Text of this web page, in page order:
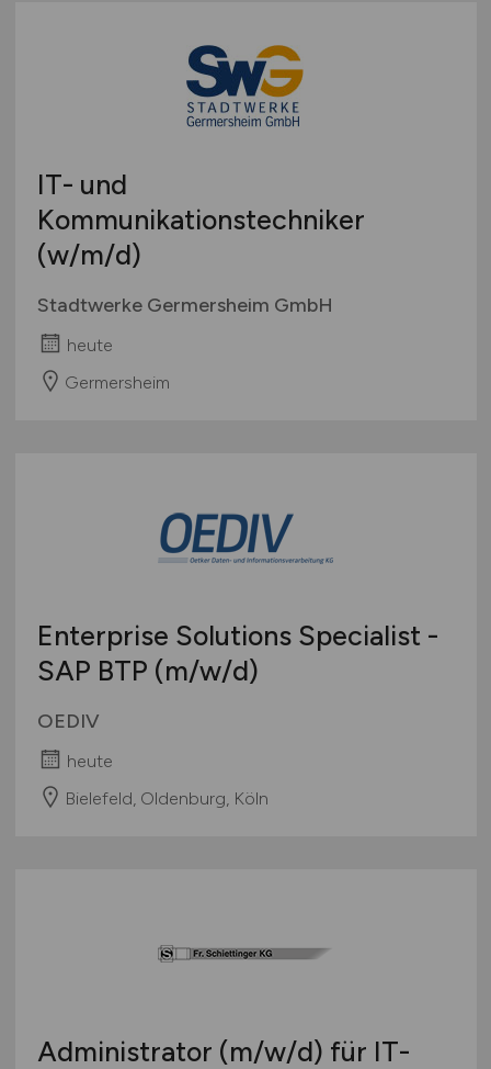
IT- und
Kommunikationstechniker
(w/m/d)
Stadtwerke Germersheim GmbH
heute
Germersheim
Enterprise Solutions Specialist -
SAP BTP (m/w/d)
OEDIV
heute
Bielefeld, Oldenburg, Köln
Administrator (m/w/d) für IT-